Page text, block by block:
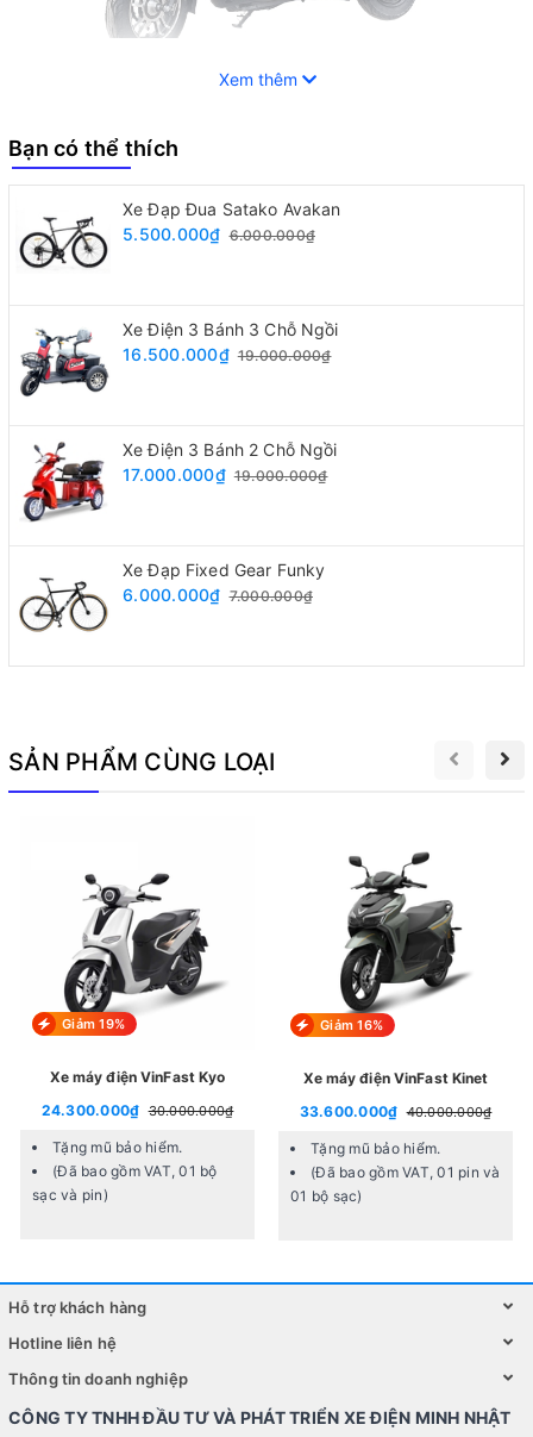
1.Xe Điện S500 Chính Thức Bứt Phá Khỏi Giới Hạn
Dòng Bò Điên
Xe điện Nike Bike S500
30% so với những mẫu
trường. Đó là thứ mà người dùng thích đi
xe đạp điện
luôn
mong đợi.
2.Đặc Điểm Nổi Bật Xe Đạp Điện M133 S500 Mới Có
Những Gì ?
Xét về ngoại quan lẫn công năng của
xe 133M S500có
những gì khác biệt. Cùng
khám phá từng chi
tiết nhé.
2.1 Xe Đạp Điện Rùa S500 Thiết Kế Mạnh Mẽ
Xe đạp điện Nike Bike 133
thiết kế dựa trên ý tưởng hình
dáng chúa tể của loài rắn uy lực và đầy sức mạnh.
Ở góc nhìn trực diện phía trước xe bò điên 2023 cảm nhận
rõ sự mạnh mẽ,vươn mình dẫn đầu các dòng bò choai
Xem thêm
Bạn có thể thích
Xe Đạp Đua Satako Avakan
5.500.000₫ 6.000.000₫
Xe Điện 3 Bánh 3 Chỗ Ngồi
16.500.000₫ 19.000.000₫
Xe Điện 3 Bánh 2 Chỗ Ngồi
17.000.000₫ 19.000.000₫
Xe Đạp Fixed Gear Funky
6.000.000₫ 7.000.000₫
SẢN PHẨM CÙNG LOẠI
Giảm 19%
Xe máy điện VinFast Kyo
24.300.000₫ 30.000.000₫
Tặng mũ bảo hiểm.
(Đã bao gồm VAT, 01 bộ
sạc và pin)
Giảm 16%
Xe máy điện VinFast Kinet
33.600.000₫ 40.000.000₫
Tặng mũ bảo hiểm.
(Đã bao gồm VAT, 01 pin và
01 bộ sạc)
Hỗ trợ khách hàng
Hotline liên hệ
Thông tin doanh nghiệp
CÔNG TY TNHH ĐẦU TƯ VÀ PHÁT TRIỂN XE ĐIỆN MINH NHẬT